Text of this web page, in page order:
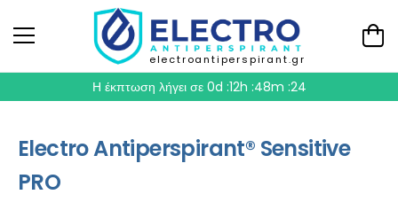
electroantiperspirant.gr
Η έκπτωση λήγει σε0d :12h :48m :23
Electro Antiperspirant® Sensitive
PRO